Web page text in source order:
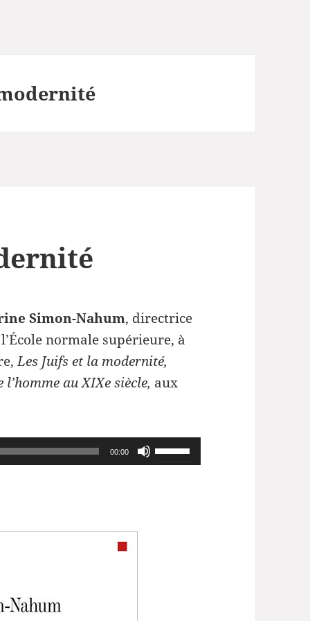
Simon-Nahum, directrice
normale supérieure, à
Les Juifs et la modernité,
au XIXe siècle, aux
00:00
Utilisez
les